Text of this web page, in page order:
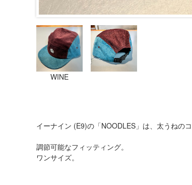
WINE
イーナイン (E9)の「NOODLES」は、太うねの
調節可能なフィッティング。
ワンサイズ。